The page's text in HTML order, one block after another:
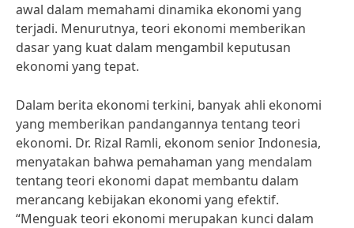
awal dalam memahami dinamika ekonomi yang
terjadi. Menurutnya, teori ekonomi memberikan
dasar yang kuat dalam mengambil keputusan
ekonomi yang tepat.
Dalam berita ekonomi terkini, banyak ahli ekonomi
yang memberikan pandangannya tentang teori
ekonomi. Dr. Rizal Ramli, ekonom senior Indonesia,
menyatakan bahwa pemahaman yang mendalam
tentang teori ekonomi dapat membantu dalam
merancang kebijakan ekonomi yang efektif.
“Menguak teori ekonomi merupakan kunci dalam